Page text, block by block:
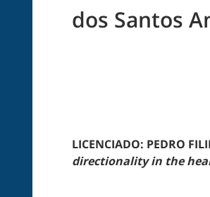
dos Santos
LICENCIADO: PEDRO
directionality in the